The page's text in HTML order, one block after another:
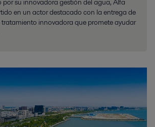
en un actor destacado con la entrega de
innovadora que promete ayudar